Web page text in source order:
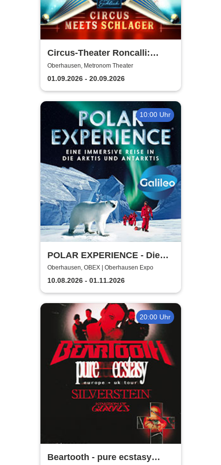
Circus-Theater Roncalli:
Circus meets Schlager
Oberhausen, Metronom Theater
01.09.2026 - 20.09.2026
10:00 Uhr
POLAR EXPERIENCE - Die
immersive Ausstellung |
Zeitfensterticket
Oberhausen, OBEX | Oberhausen Expo
10.08.2026 - 01.11.2026
20:00 Uhr
Beartooth - pure ecstasy